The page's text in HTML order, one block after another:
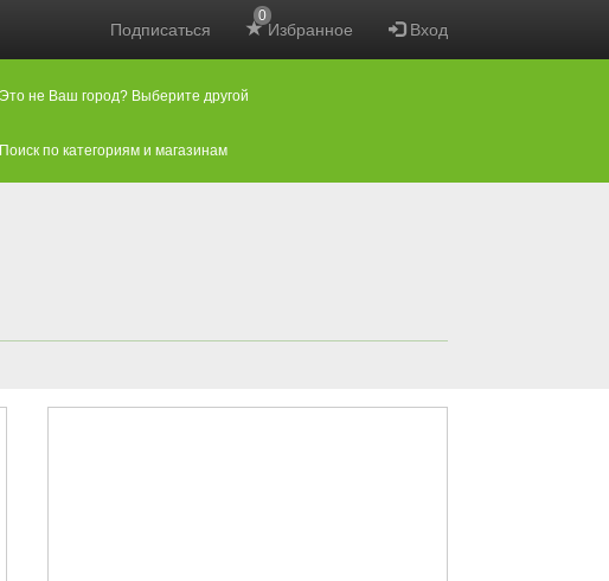
Подписаться Избранное
0
Вход
Это не Ваш город? Выберите другой
Поиск по категориям и магазинам